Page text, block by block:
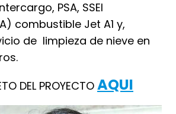
PSA, SSEI
combustible Jet A1 y,
de limpieza de nieve en
DEL PROYECTO AQUI